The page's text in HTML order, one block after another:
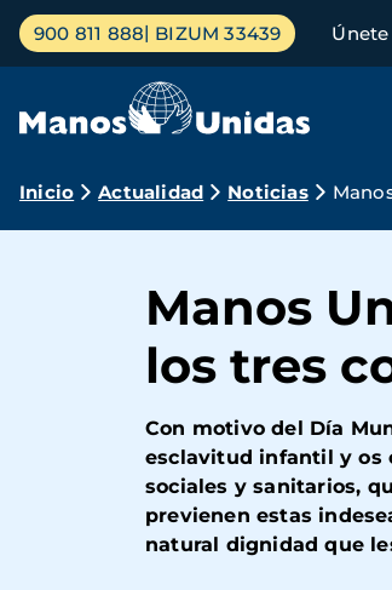
Pasar
contenido
Menú
principal
900 811 888 BIZUM 33439
Ruta
navegación
Inicio Actualidad Noticias
Manos
los tres
Con motivo del Día
esclavitud infantil y os
sociales y sanitarios,
previenen estas
natural dignidad que